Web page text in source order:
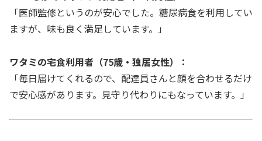
「医師監修というのが安心でした。糖尿病食を利用してい
ますが、味も良く満足しています。」
ワタミの宅食利用者（75歳・独居女性）：
「毎日届けてくれるので、配達員さんと顔を合わせるだけ
で安心感があります。見守り代わりにもなっています。」